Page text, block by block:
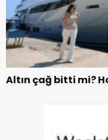
Altın çağ bitti mi?